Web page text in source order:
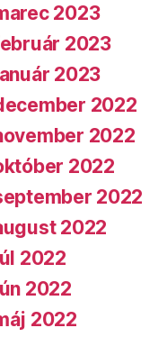
2023
2023
2023
2022
2022
2022
2022
2022
2022
2022
2022